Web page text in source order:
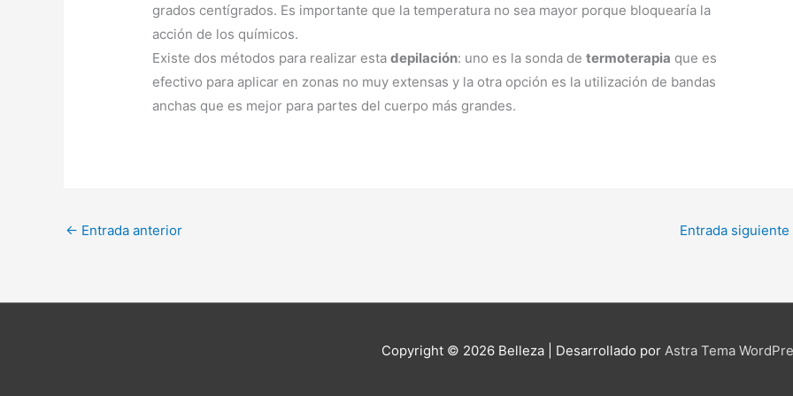
grados centígrados. Es importante que la temperatura no sea mayor porque bloquearía la
acción de los químicos.
Existe dos métodos para realizar estadepilación: uno es la sonda determoterapia que es
efectivo para aplicar en zonas no muy extensas y la otra opción es la utilización de bandas
anchas que es mejor para partes del cuerpo más grandes.
← Entrada anterior Entrada siguiente
Copyright © 2026 Belleza | Desarrollado por Astra Tema